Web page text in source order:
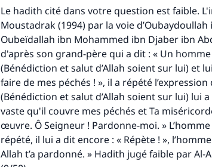
Le hadith cité dans votre question est faible.
Moustadrak (1994) par la voie
Oubeïdallah ibn Mohammed ibn Djaber ibn
d'après son grand-père qui a dit : « Un homme
(Bénédiction et salut d’Allah soient sur lui) et
faire de mes péchés ! », il a répété
(Bénédiction et salut d’Allah soient sur lui) lui
vaste qu'il couvre mes péchés et Ta
œuvre. Ô Seigneur ! Pardonne-moi. » L’homme
répété, il lui a dit encore : « Répète ! »,
Allah t’a pardonné. » Hadith jugé faible par Al-